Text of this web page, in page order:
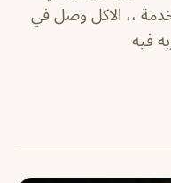
،، الاكل وصل في
فيه